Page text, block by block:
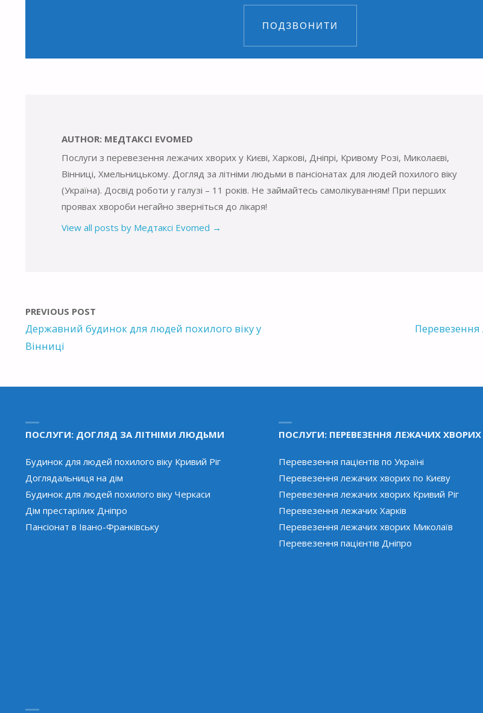
ПОДЗВОНИТИ
AUTHOR: МЕДТАКСІ EVOMED
Послуги з перевезення лежачих хворих у Києві, Харкові, Дніпрі, Кривому Розі, Миколаєві,
Вінниці, Хмельницькому. Догляд за літніми людьми в пансіонатах для людей похилого віку
(Україна). Досвід роботи у галузі – 11 років. Не займайтесь самолікуванням! При перших
проявах хвороби негайно зверніться до лікаря!
View all posts by Медтаксі Evomed →
PREVIOUS POST
Державний будинок для людей похилого віку у
Вінниці
Перевезення
ПОСЛУГИ: ДОГЛЯД ЗА ЛІТНІМИ ЛЮДЬМИ
Будинок для людей похилого віку Кривий Ріг
Доглядальниця на дім
Будинок для людей похилого віку Черкаси
Дім престарілих Дніпро
Пансіонат в Івано-Франківську
ПОСЛУГИ: ПЕРЕВЕЗЕННЯ ЛЕЖАЧИХ ХВОРИХ
Перевезення пацієнтів по Україні
Перевезення лежачих хворих по Києву
Перевезення лежачих хворих Кривий Ріг
Перевезення лежачих Харків
Перевезення лежачих хворих Миколаїв
Перевезення пацієнтів Дніпро